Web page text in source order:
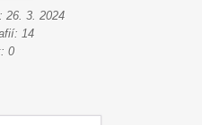
26. 3. 2024
14
0